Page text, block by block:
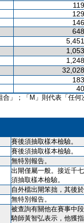
」；「M」則代表「任何
賽後須抽取樣本檢驗。
賽後須抽取樣本檢驗。
無特別報告。
出閘僅屬一般。接近千
須抽取樣本檢驗。
自外檔出閘笨拙，其後
無特別報告。
被查詢有關他在賽事中
騎師黃智弘表示，他獲